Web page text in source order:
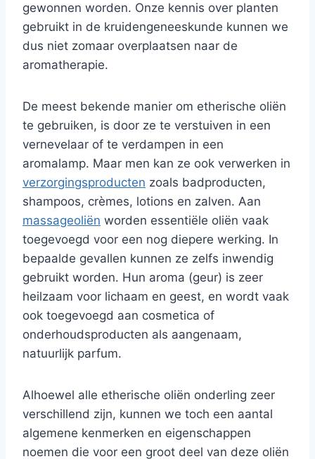
gewonnen worden. Onze kennis over planten
gebruikt in de kruidengeneeskunde kunnen we
dus niet zomaar overplaatsen naar de
aromatherapie.
De meest bekende manier om etherische oliën
te gebruiken, is door ze te verstuiven in een
vernevelaar of te verdampen in een
aromalamp. Maar men kan ze ook verwerken in
verzorgingsproducten zoals badproducten,
shampoos, crèmes, lotions en zalven. Aan
massageoliën worden essentiële oliën vaak
toegevoegd voor een nog diepere werking. In
bepaalde gevallen kunnen ze zelfs inwendig
gebruikt worden. Hun aroma (geur) is zeer
heilzaam voor lichaam en geest, en wordt vaak
ook toegevoegd aan cosmetica of
onderhoudsproducten als aangenaam,
natuurlijk parfum.
Alhoewel alle etherische oliën onderling zeer
verschillend zijn, kunnen we toch een aantal
algemene kenmerken en eigenschappen
noemen die voor een groot deel van deze oliën